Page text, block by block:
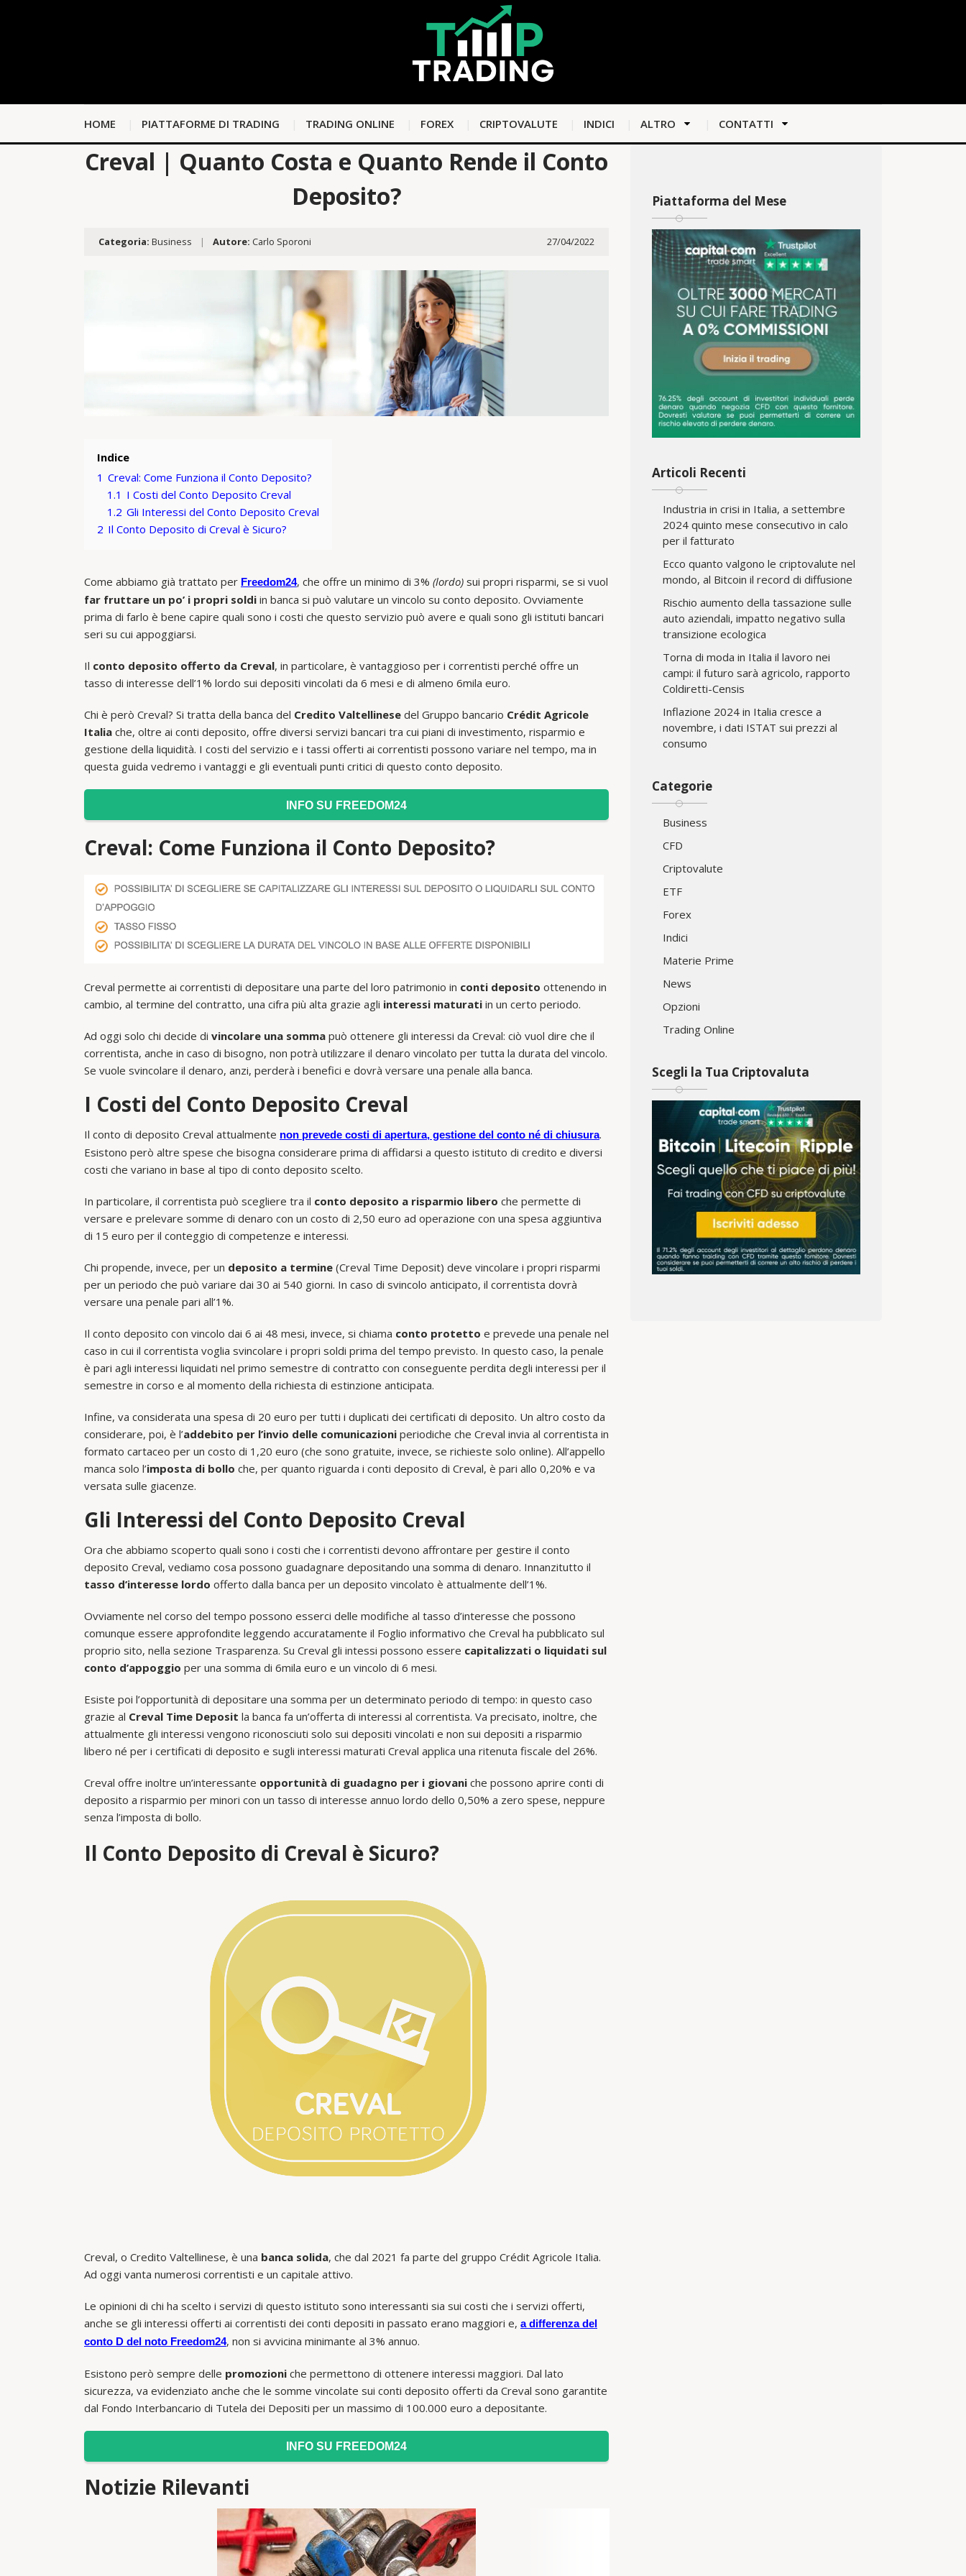
HOME PIATTAFORME DI TRADING TRADING ONLINE FOREX CRIPTOVALUTE INDICI ALTRO CONTATTI
Creval | Quanto Costa e Quanto Rende il Conto
Deposito?
Categoria: Business | Autore: Carlo Sporoni 27/04/2022
Indice
1 Creval: Come Funziona il Conto Deposito?
1.1 I Costi del Conto Deposito Creval
1.2 Gli Interessi del Conto Deposito Creval
2 Il Conto Deposito di Creval è Sicuro?
Come abbiamo già trattato per Freedom24, che offre un minimo di 3% (lordo) sui propri risparmi, se si vuol
far fruttare un po’ i propri soldi in banca si può valutare un vincolo su conto deposito. Ovviamente
prima di farlo è bene capire quali sono i costi che questo servizio può avere e quali sono gli istituti bancari
seri su cui appoggiarsi.
Il conto deposito offerto da Creval, in particolare, è vantaggioso per i correntisti perché offre un
tasso di interesse dell’1% lordo sui depositi vincolati da 6 mesi e di almeno 6mila euro.
Chi è però Creval? Si tratta della banca del Credito Valtellinese del Gruppo bancario Crédit Agricole
Italia che, oltre ai conti deposito, offre diversi servizi bancari tra cui piani di investimento, risparmio e
gestione della liquidità. I costi del servizio e i tassi offerti ai correntisti possono variare nel tempo, ma in
questa guida vedremo i vantaggi e gli eventuali punti critici di questo conto deposito.
INFO SU FREEDOM24
Creval: Come Funziona il Conto Deposito?
Creval permette ai correntisti di depositare una parte del loro patrimonio in conti deposito ottenendo in
cambio, al termine del contratto, una cifra più alta grazie agli interessi maturati in un certo periodo.
Ad oggi solo chi decide di vincolare una somma può ottenere gli interessi da Creval: ciò vuol dire che il
correntista, anche in caso di bisogno, non potrà utilizzare il denaro vincolato per tutta la durata del vincolo.
Se vuole svincolare il denaro, anzi, perderà i benefici e dovrà versare una penale alla banca.
I Costi del Conto Deposito Creval
Il conto di deposito Creval attualmente non prevede costi di apertura, gestione del conto né di chiusura.
Esistono però altre spese che bisogna considerare prima di affidarsi a questo istituto di credito e diversi
costi che variano in base al tipo di conto deposito scelto.
In particolare, il correntista può scegliere tra il conto deposito a risparmio libero che permette di
versare e prelevare somme di denaro con un costo di 2,50 euro ad operazione con una spesa aggiuntiva
di 15 euro per il conteggio di competenze e interessi.
Chi propende, invece, per un deposito a termine (Creval Time Deposit) deve vincolare i propri risparmi
per un periodo che può variare dai 30 ai 540 giorni. In caso di svincolo anticipato, il correntista dovrà
versare una penale pari all’1%.
Il conto deposito con vincolo dai 6 ai 48 mesi, invece, si chiama conto protetto e prevede una penale nel
caso in cui il correntista voglia svincolare i propri soldi prima del tempo previsto. In questo caso, la penale
è pari agli interessi liquidati nel primo semestre di contratto con conseguente perdita degli interessi per il
semestre in corso e al momento della richiesta di estinzione anticipata.
Infine, va considerata una spesa di 20 euro per tutti i duplicati dei certificati di deposito. Un altro costo da
considerare, poi, è l’addebito per l’invio delle comunicazioni periodiche che Creval invia al correntista in
formato cartaceo per un costo di 1,20 euro (che sono gratuite, invece, se richieste solo online). All’appello
manca solo l’imposta di bollo che, per quanto riguarda i conti deposito di Creval, è pari allo 0,20% e va
versata sulle giacenze.
Gli Interessi del Conto Deposito Creval
Ora che abbiamo scoperto quali sono i costi che i correntisti devono affrontare per gestire il conto
deposito Creval, vediamo cosa possono guadagnare depositando una somma di denaro. Innanzitutto il
tasso d’interesse lordo offerto dalla banca per un deposito vincolato è attualmente dell’1%.
Ovviamente nel corso del tempo possono esserci delle modifiche al tasso d’interesse che possono
comunque essere approfondite leggendo accuratamente il Foglio informativo che Creval ha pubblicato sul
proprio sito, nella sezione Trasparenza. Su Creval gli intessi possono essere capitalizzati o liquidati sul
conto d’appoggio per una somma di 6mila euro e un vincolo di 6 mesi.
Esiste poi l’opportunità di depositare una somma per un determinato periodo di tempo: in questo caso
grazie al Creval Time Deposit la banca fa un’offerta di interessi al correntista. Va precisato, inoltre, che
attualmente gli interessi vengono riconosciuti solo sui depositi vincolati e non sui depositi a risparmio
libero né per i certificati di deposito e sugli interessi maturati Creval applica una ritenuta fiscale del 26%.
Creval offre inoltre un’interessante opportunità di guadagno per i giovani che possono aprire conti di
deposito a risparmio per minori con un tasso di interesse annuo lordo dello 0,50% a zero spese, neppure
senza l’imposta di bollo.
Il Conto Deposito di Creval è Sicuro?
Creval, o Credito Valtellinese, è una banca solida, che dal 2021 fa parte del gruppo Crédit Agricole Italia.
Ad oggi vanta numerosi correntisti e un capitale attivo.
Le opinioni di chi ha scelto i servizi di questo istituto sono interessanti sia sui costi che i servizi offerti,
anche se gli interessi offerti ai correntisti dei conti depositi in passato erano maggiori e, a differenza del
conto D del noto Freedom24, non si avvicina minimante al 3% annuo.
Esistono però sempre delle promozioni che permettono di ottenere interessi maggiori. Dal lato
sicurezza, va evidenziato anche che le somme vincolate sui conti deposito offerti da Creval sono garantite
dal Fondo Interbancario di Tutela dei Depositi per un massimo di 100.000 euro a depositante.
INFO SU FREEDOM24
Notizie Rilevanti
Piattaforma del Mese
Articoli Recenti
Industria in crisi in Italia, a settembre
2024 quinto mese consecutivo in calo
per il fatturato
Ecco quanto valgono le criptovalute nel
mondo, al Bitcoin il record di diffusione
Rischio aumento della tassazione sulle
auto aziendali, impatto negativo sulla
transizione ecologica
Torna di moda in Italia il lavoro nei
campi: il futuro sarà agricolo, rapporto
Coldiretti-Censis
Inflazione 2024 in Italia cresce a
novembre, i dati ISTAT sui prezzi al
consumo
Categorie
Business
CFD
Criptovalute
ETF
Forex
Indici
Materie Prime
News
Opzioni
Trading Online
Scegli la Tua Criptovaluta